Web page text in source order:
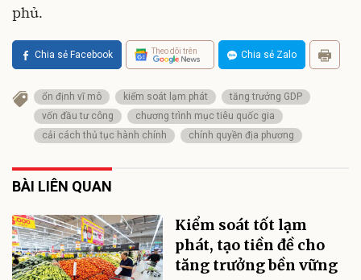
phủ.
Chia sẻ Facebook Theo dõi trên Chia sẻ Zalo
ổn định vĩ mô kiểm soát lạm phát
tăng trưởng GDP
vốn đầu tư công
chương trình mục tiêu quốc gia
cải cách thủ tục hành chính
chính quyền địa phương
BÀI LIÊN QUAN
Kiểm soát tốt lạm
phát, tạo tiền đề cho
tăng trưởng bền vững